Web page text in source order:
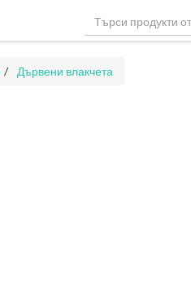
Дървени влакчета